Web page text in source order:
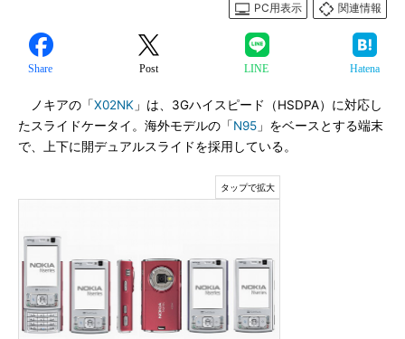
PC用表示
関連情報
Share Post LINE Hatena
ノキアの「X02NK 」は、3Gハイスピード（HSDPA）に対応し
たスライドケータイ。海外モデルの「N95 」をベースとする端末
で、上下に開デュアルスライドを採用している。